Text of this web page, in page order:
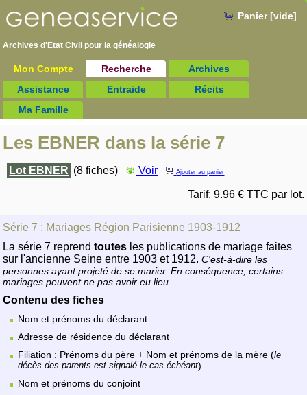
Panier [vide]
Archives d'Etat Civil pour lagénéalogie
Mon Compte Recherche
Archives
Assistance
Entraide
Récits
Ma Famille
Les EBNER dans la série 7
Lot EBNER (8 fiches) Voir Ajouter au panier
Tarif: 9.96 € TTC par lot.
Série 7 : Mariages Région Parisienne 1903-1912
La série 7 reprendtoutes les publications de mariage faites
sur l'ancienne Seine entre 1903 et 1912.C'est-à-dire les
personnes ayant projeté de se marier. En conséquence, certains
mariages peuvent ne pas avoir eu lieu.
Contenu des fiches
Nom et prénoms du déclarant
Adresse de résidence du déclarant
Filiation : Prénoms du père + Nom et prénoms de la mère (le
décès des parents est signalé le cas échéant)
Nom et prénoms du conjoint